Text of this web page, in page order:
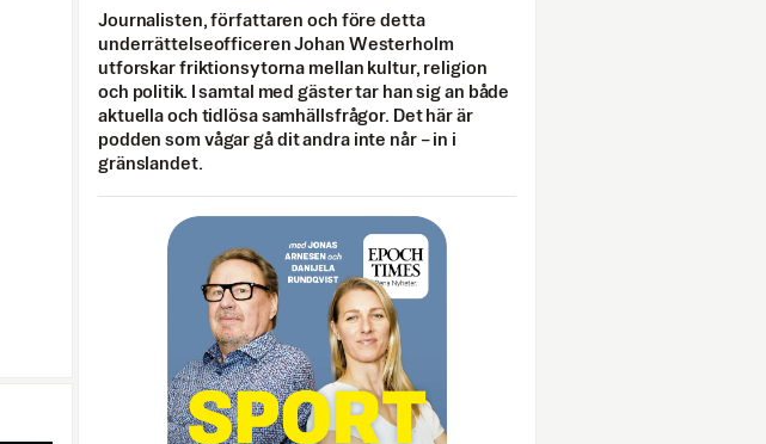
Journalisten, författaren och före detta
underrättelseofficeren Johan Westerholm
utforskar friktionsytorna mellan kultur, religion
och politik. I samtal med gäster tar han sig an både
aktuella och tidlösa samhällsfrågor. Det här är
podden som vågar gå dit andra inte når – in i
gränslandet.